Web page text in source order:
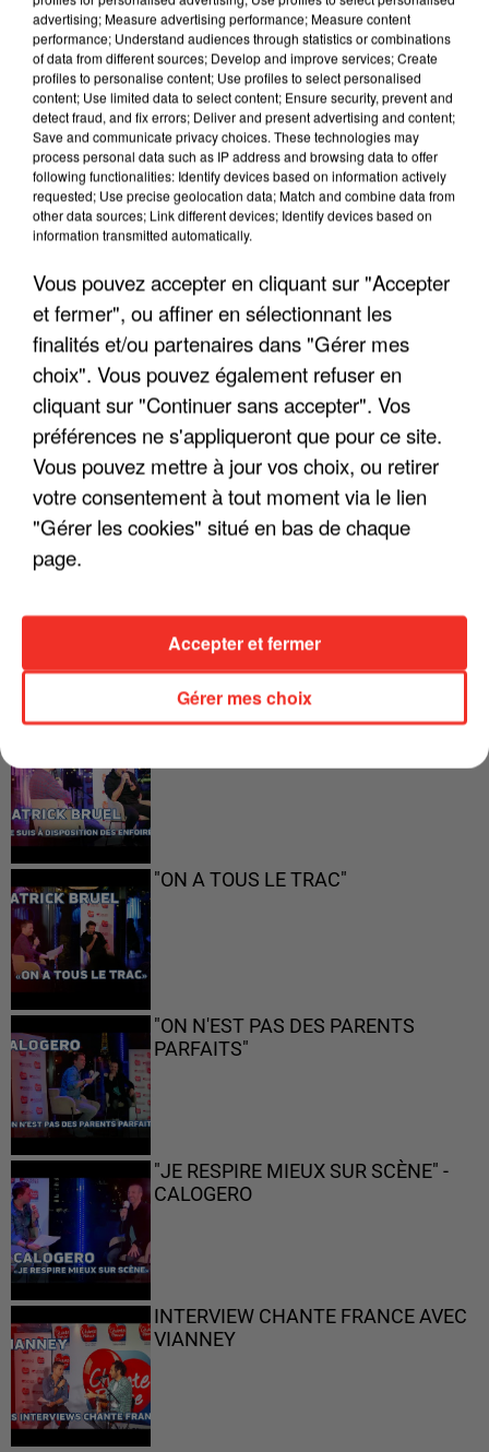
LES INTERVIEWS CHANTE
FRANCE
"ON A TOUS LE TRAC"
"ON N'EST PAS DES PARENTS
PARFAITS"
"JE RESPIRE MIEUX SUR SCÈNE" -
CALOGERO
INTERVIEW CHANTE FRANCE AVEC
VIANNEY
advertising; Measure advertising performance; Measure content
performance; Understand audiences through statistics or combinations
of data from different sources; Develop and improve services; Create
profiles to personalise content; Use profiles to select personalised
content; Use limited data to select content; Ensure security, prevent and
detect fraud, and fix errors; Deliver and present advertising and content;
Save and communicate privacy choices. These technologies may
process personal data such as IP address and browsing data to offer
following functionalities: Identify devices based on information actively
requested; Use precise geolocation data; Match and combine data from
other data sources; Link different devices; Identify devices based on
information transmitted automatically.
Vous pouvez accepter en cliquant sur "Accepter
et fermer", ou affiner en sélectionnant les
finalités et/ou partenaires dans "Gérer mes
choix". Vous pouvez également refuser en
cliquant sur "Continuer sans accepter". Vos
préférences ne s'appliqueront que pour ce site.
Vous pouvez mettre à jour vos choix, ou retirer
votre consentement à tout moment via le lien
"Gérer les cookies" situé en bas de chaque
page.
Gérer mes choix
Accepter et fermer